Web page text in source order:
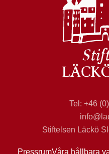
Tel: +46
Stiftelsen Läckö
PressrumVåra hållbara